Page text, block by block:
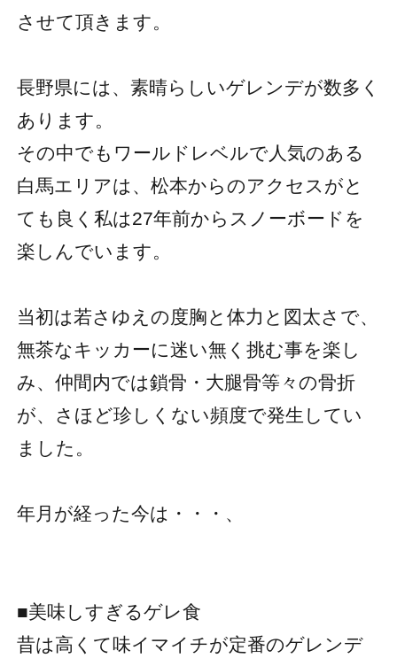
させて頂きます。
長野県には、素晴らしいゲレンデが数多く
あります。
その中でもワールドレベルで人気のある
白馬エリアは、松本からのアクセスがと
ても良く私は27年前からスノーボードを
楽しんでいます。
当初は若さゆえの度胸と体力と図太さで、
無茶なキッカーに迷い無く挑む事を楽し
み、仲間内では鎖骨・大腿骨等々の骨折
が、さほど珍しくない頻度で発生してい
ました。
年月が経った今は・・・、
■美味しすぎるゲレ食
昔は高くて味イマイチが定番のゲレンデ